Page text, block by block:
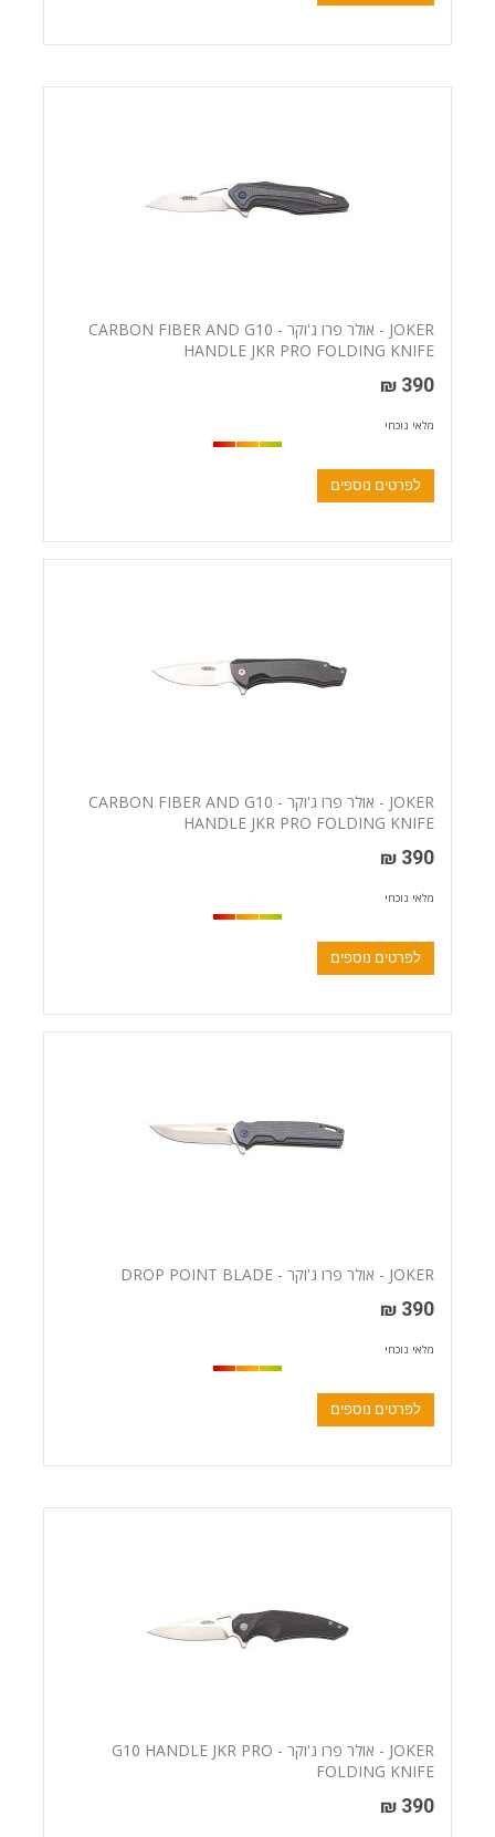
JOKER - אולר פרו ג'וקר - CARBON FIBER AND G10
HANDLE JKR PRO FOLDING KNIFE
390 ₪
מלאי נוכחי
לפרטים נוספים
JOKER - אולר פרו ג'וקר - CARBON FIBER AND G10
HANDLE JKR PRO FOLDING KNIFE
390 ₪
מלאי נוכחי
לפרטים נוספים
JOKER - אולר פרו ג'וקר - DROP POINT BLADE
390 ₪
מלאי נוכחי
לפרטים נוספים
JOKER - אולר פרו ג'וקר - G10 HANDLE JKR PRO
FOLDING KNIFE
390 ₪